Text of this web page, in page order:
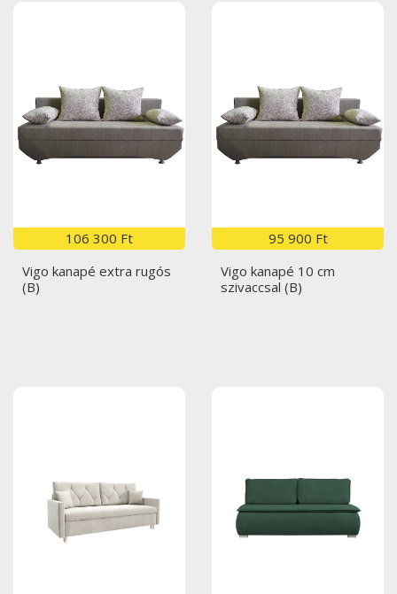
106 300 Ft
Vigo kanapé extra rugós
(B)
95 900 Ft
Vigo kanapé 10 cm
szivaccsal (B)